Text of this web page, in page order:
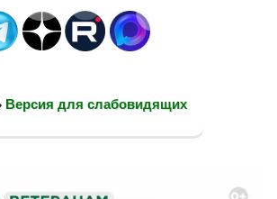
Версия для слабовидящих